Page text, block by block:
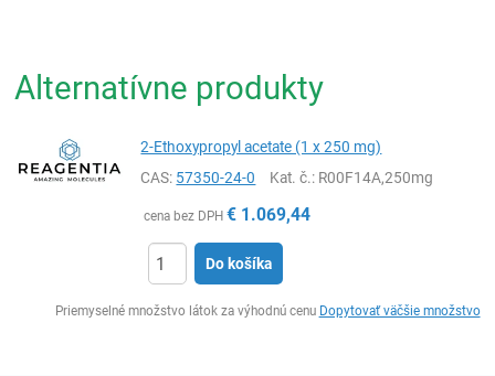
Alternatívne produkty
2-Ethoxypropyl acetate (1 x 250 mg)
CAS: 57350-24-0 Kat. č.: R00F14A,250mg
cena bez DPH € 1.069,44
Do košíka
Priemyselné množstvo látok za výhodnú cenu Dopytovať väčšie množstvo